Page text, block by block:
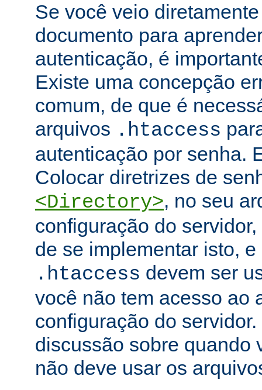
Se você veio
documento para
autenticação, é
Existe uma concepção
comum, de que é
arquivos .htaccess
autenticação por senha.
Colocar diretrizes de
<Directory>, no seu
configuração do
de se implementar isto,
.htaccess devem ser
você não tem acesso ao
configuração do
discussão sobre quando
não deve usar os